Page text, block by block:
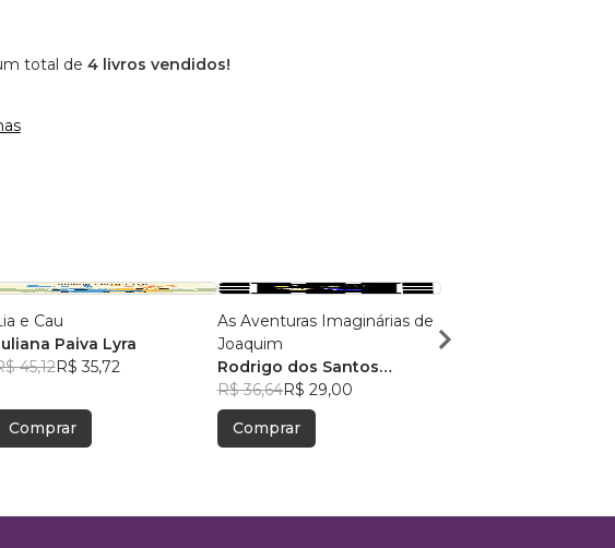
total de 4 livros vendidos!
e Cau
Paiva Lyra
45,12R$ 35,72
Comprar
As Aventuras Imaginárias de
Joaquim
Rodrigo dos Santos
Martinez
R$ 36,64R$ 29,00
Comprar
Fernanda